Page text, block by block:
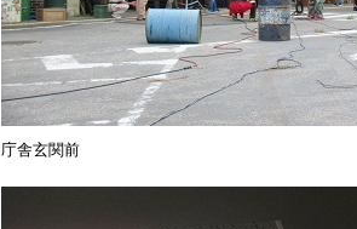
庁舎玄関前